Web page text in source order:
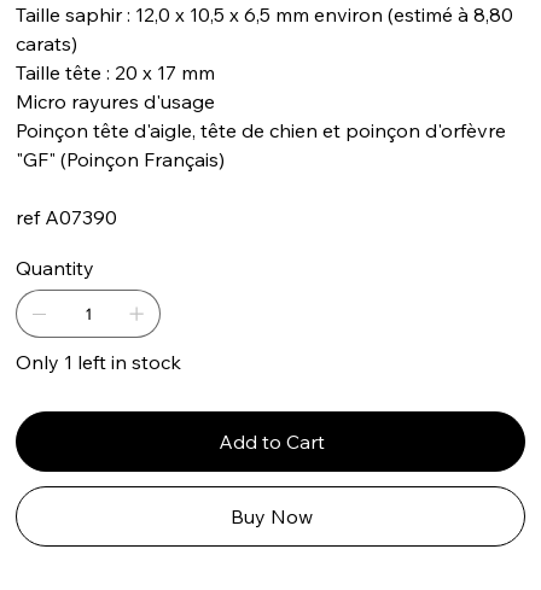
Taille saphir : 12,0 x 10,5 x 6,5 mm environ (estimé à 8,80
carats)
Taille tête : 20 x 17 mm
Micro rayures d'usage
Poinçon tête d'aigle, tête de chien et poinçon d'orfèvre
"GF" (Poinçon Français)
ref A07390
Quantity
Only 1 left in stock
Add to Cart
Buy Now